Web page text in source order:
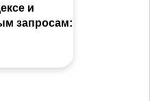
и
запросам: